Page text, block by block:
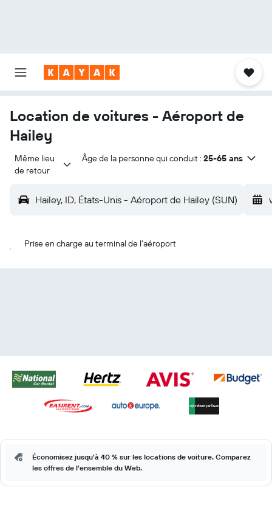
Location de voitures - Aéroport de
Hailey
Même lieu
de retour
Âge de la personne qui conduit : 25-65 ans
Hailey, ID, États-Unis - Aéroport de Hailey (SUN)
Prise en charge au terminal de l'aéroport
Économisez jusqu'à 40 % sur les locations de voiture. Comparez
les offres de l'ensemble du Web.